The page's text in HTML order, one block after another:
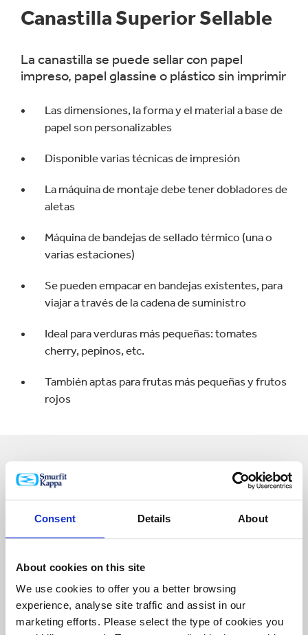
Consent Details About
About cookies on this site
We use cookies to offer you a better browsing
experience, analyse site traffic and assist in our
marketing efforts. Please select the type of cookies you
Canastilla Superior Sellable
La canastilla se puede sellar con papel
impreso, papel glassine o plástico sin imprimir
Las dimensiones, la forma y el material a base de
papel son personalizables
Disponible varias técnicas de impresión
La máquina de montaje debe tener dobladores de
aletas
Máquina de bandejas de sellado térmico (una o
varias estaciones)
Se pueden empacar en bandejas existentes, para
viajar a través de la cadena de suministro
Ideal para verduras más pequeñas: tomates
cherry, pepinos, etc.
También aptas para frutas más pequeñas y frutos
rojos
Canastillas para Llevar